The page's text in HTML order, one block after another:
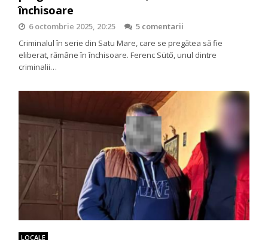
închisoare
6 octombrie 2025, 20:25
5 comentarii
Criminalul în serie din Satu Mare, care se pregătea să fie
eliberat, rămâne în închisoare. Ferenc Sütő, unul dintre
criminalii…
LOCALE